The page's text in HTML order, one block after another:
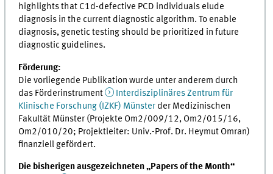
highlights that C1d-defective PCD individuals elude
diagnosis in the current diagnostic algorithm. To enable
diagnosis, genetic testing should be prioritized in future
diagnostic guidelines.
Förderung:
Die vorliegende Publikation wurde unter anderem durch
das Förderinstrument
Interdisziplinäres Zentrum für
Klinische Forschung (IZKF) Münster der Medizinischen
Fakultät Münster (Projekte Om2/009/12, Om2/015/16,
Om2/010/20; Projektleiter: Univ.-Prof. Dr. Heymut Omran)
finanziell gefördert.
Die bisherigen ausgezeichneten „Papers of the Month“